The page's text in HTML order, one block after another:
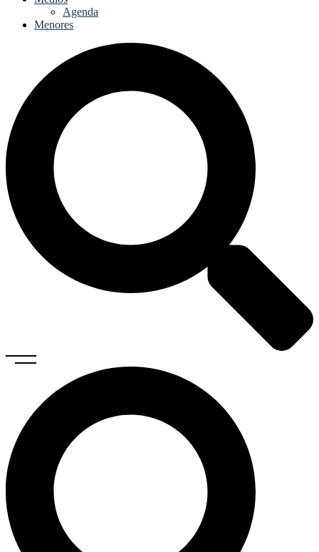
Agenda
Menores